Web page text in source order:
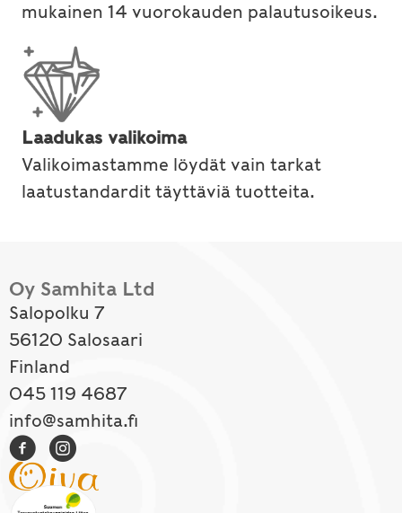
mukainen 14 vuorokauden palautusoikeus.
Laadukas valikoima
Valikoimastamme löydät vain tarkat
laatustandardit täyttäviä tuotteita.
Oy Samhita Ltd
Salopolku 7
56120 Salosaari
Finland
045 119 4687
info@samhita.fi